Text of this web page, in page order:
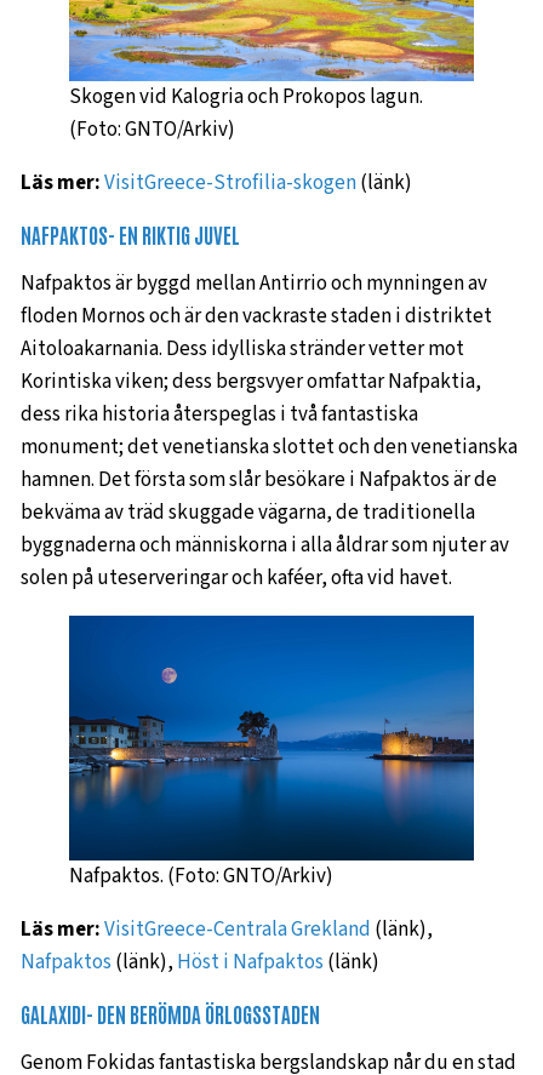
Skogen vid Kalogria och Prokopos lagun.
(Foto: GNTO/Arkiv)
Läs mer:VisitGreece-Strofilia-skogen(länk)
NAFPAKTOS- EN RIKTIG JUVEL
Nafpaktos är byggd mellan Antirrio och mynningen av
floden Mornos och är den vackraste staden i distriktet
Aitoloakarnania. Dess idylliska stränder vetter mot
Korintiska viken; dess bergsvyer omfattar Nafpaktia,
dess rika historia återspeglas i två fantastiska
monument; det venetianska slottet och den venetianska
hamnen. Det första som slår besökare i Nafpaktos är de
bekväma av träd skuggade vägarna, de traditionella
byggnaderna och människorna i alla åldrar som njuter av
solen på uteserveringar och kaféer, ofta vid havet.
Nafpaktos. (Foto: GNTO/Arkiv)
Läs mer:VisitGreece-Centrala Grekland (länk),
Nafpaktos (länk), Höst i Nafpaktos (länk)
GALAXIDI- DEN BERÖMDA ÖRLOGSSTADEN
Genom Fokidas fantastiska bergslandskap når du en stad